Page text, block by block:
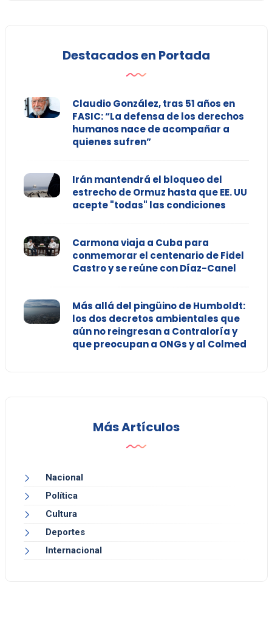
Destacados en Portada
Claudio González, tras 51 años en
FASIC: “La defensa de los derechos
humanos nace de acompañar a
quienes sufren”
Irán mantendrá el bloqueo del
estrecho de Ormuz hasta que EE. UU
acepte "todas" las condiciones
Carmona viaja a Cuba para
conmemorar el centenario de Fidel
Castro y se reúne con Díaz-Canel
Más allá del pingüino de Humboldt:
los dos decretos ambientales que
aún no reingresan a Contraloría y
que preocupan a ONGs y al Colmed
Más Artículos
Nacional
Política
Cultura
Deportes
Internacional